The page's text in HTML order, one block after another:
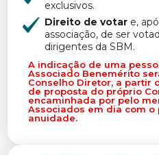
exclusivos.
Direito de votar e,
associação, de ser
dirigentes da SBM.
A indicação de uma
Associado Benemérito
Conselho Diretor, a partir
de proposta do próprio
encaminhada por pelo
Associados em dia com o
anuidade.